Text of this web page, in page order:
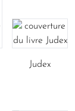
Judex